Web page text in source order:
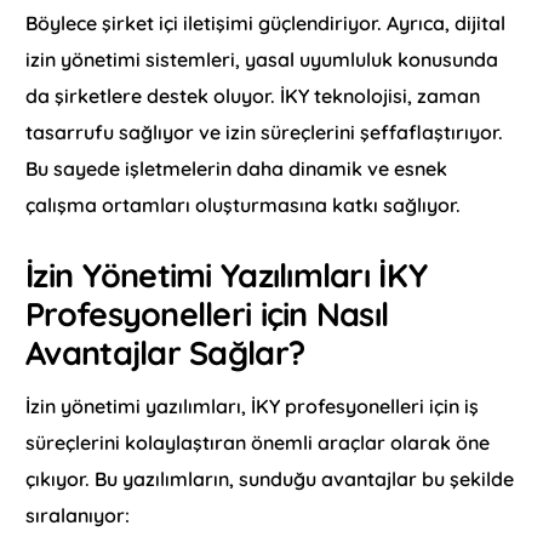
Böylece şirket içi iletişimi güçlendiriyor. Ayrıca, dijital
izin yönetimi sistemleri, yasal uyumluluk konusunda
da şirketlere destek oluyor. İKY teknolojisi, zaman
tasarrufu sağlıyor ve izin süreçlerini şeffaflaştırıyor.
Bu sayede işletmelerin daha dinamik ve esnek
çalışma ortamları oluşturmasına katkı sağlıyor.
İzin Yönetimi Yazılımları İKY
Profesyonelleri için Nasıl
Avantajlar Sağlar?
İzin yönetimi yazılımları, İKY profesyonelleri için iş
süreçlerini kolaylaştıran önemli araçlar olarak öne
çıkıyor. Bu yazılımların, sunduğu avantajlar bu şekilde
sıralanıyor: